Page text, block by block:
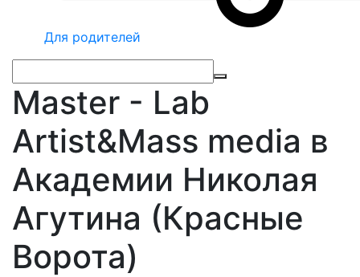
Для родителей
Master - Lab
Artist&Mass media в
Академии Николая
Агутина (Красные
Ворота)